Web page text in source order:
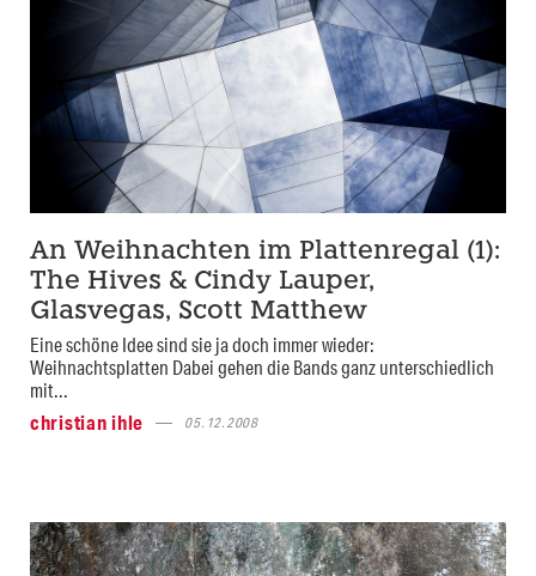
An Weihnachten im Plattenregal (1):
The Hives & Cindy Lauper,
Glasvegas, Scott Matthew
Eine schöne Idee sind sie ja doch immer wieder:
Weihnachtsplatten Dabei gehen die Bands ganz unterschiedlich
mit...
christian ihle
05.12.2008